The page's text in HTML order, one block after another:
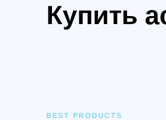
Купить
BEST PRODUCTS